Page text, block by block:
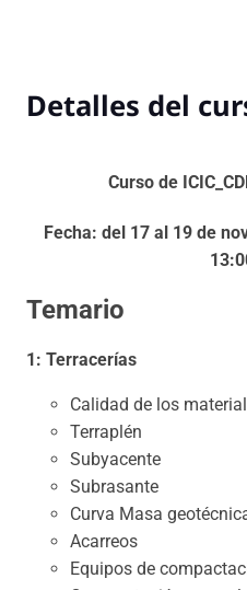
Detalles del
Curso de
Fecha: del 17 al 19 de
Temario
1: Terracerías
Calidad de los
Terraplén
Subyacente
Subrasante
Curva Masa
Acarreos
Equipos de